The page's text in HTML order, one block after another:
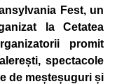
Fest, un
la Cetatea
promit
spectacole
de meșteșuguri și